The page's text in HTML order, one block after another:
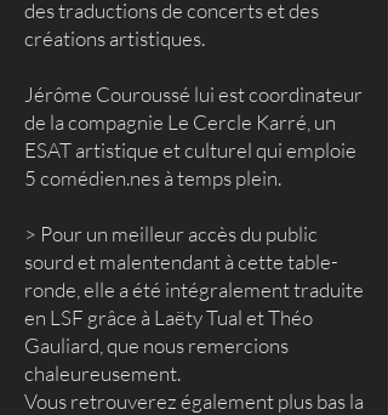
des traductions de concerts et des
créations artistiques.
Jérôme Couroussé lui est coordinateur
de la compagnie Le Cercle Karré, un
ESAT artistique et culturel qui emploie
5 comédien.nes à temps plein.
> Pour un meilleur accès du public
sourd et malentendant à cette table-
ronde, elle a été intégralement traduite
en LSF grâce à Laëty Tual et Théo
Gauliard, que nous remercions
chaleureusement.
Vous retrouverez également plus bas la